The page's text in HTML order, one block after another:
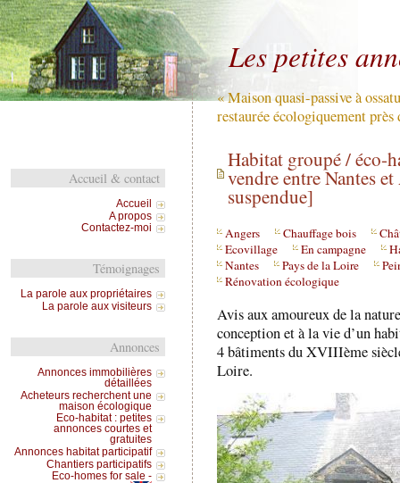
Les petites
« Maison quasi-passive à
restaurée écologiquement près
Habitat groupé / éco-
vendre entre Nantes
suspendue]
Angers Chauffage bois
Ecovillage
En campagne
Nantes
Pays de la Loire
Rénovation écologique
Avis aux amoureux de la
conception et à la vie d’un
4 bâtiments du XVIIIème
Loire.
Accueil & contact
Accueil
A propos
Contactez-moi
Témoignages
La parole aux propriétaires
La parole aux visiteurs
Annonces
Annonces immobilières
détaillées
Acheteurs recherchent une
maison écologique
Eco-habitat : petites
annonces courtes et
gratuites
Annonces habitat participatif
Chantiers participatifs
Eco-homes for sale -